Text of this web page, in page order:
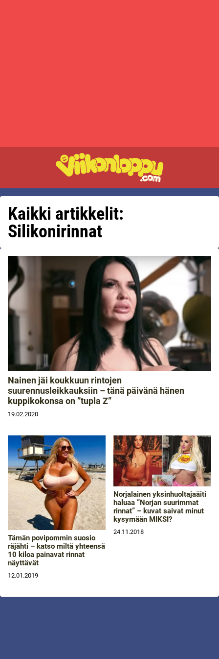
Kaikki artikkelit:
Silikonirinnat
Nainen jäi koukkuun rintojen
suurennusleikkauksiin – tänä päivänä hänen
kuppikokonsa on ”tupla Z”
19.02.2020
Tämän povipommin suosio
räjähti – katso miltä yhteensä
10 kiloa painavat rinnat
näyttävät
12.01.2019
Norjalainen yksinhuoltajaäiti
haluaa ”Norjan suurimmat
rinnat” – kuvat saivat minut
kysymään MIKSI?
24.11.2018